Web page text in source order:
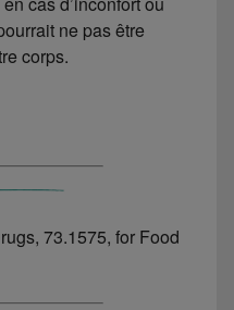
ne pas être
corps.
73.1575, for Food